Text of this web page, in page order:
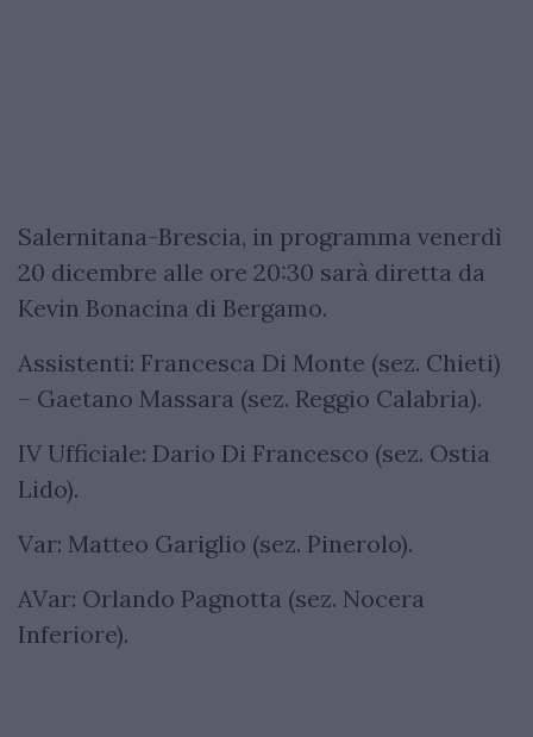
Salernitana-Brescia, in programma venerdì
20 dicembre alle ore 20:30 sarà diretta da
Kevin Bonacina di Bergamo.
Assistenti: Francesca Di Monte (sez. Chieti)
– Gaetano Massara (sez. Reggio Calabria).
IV Ufficiale: Dario Di Francesco (sez. Ostia
Lido).
Var: Matteo Gariglio (sez. Pinerolo).
AVar: Orlando Pagnotta (sez. Nocera
Inferiore).